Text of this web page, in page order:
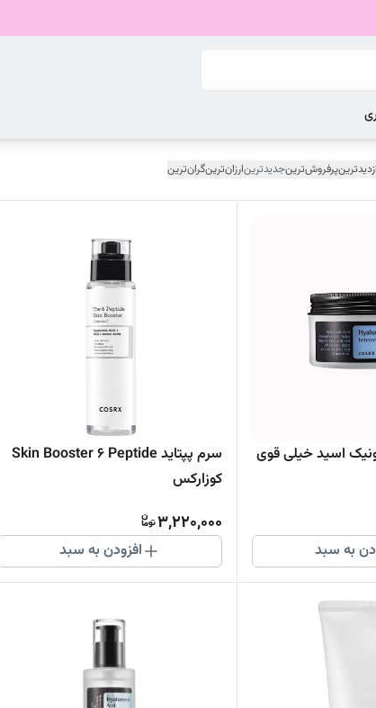
پرفروش‌ترینجدیدترینارزان‌ترینگران‌ترین
اسید خیلی قوی
به سبد
سرم پپتاید Skin Booster 6 Peptide
کوزارکس
3,220,000
افزودن به سبد